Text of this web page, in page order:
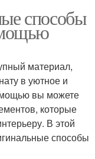
способы
материал,
в уютное и
вы можете
которые
В этой
способы